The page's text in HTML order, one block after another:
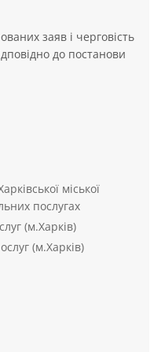
заяв і черговість
до постанови
міської
послугах
(м.Харків)
(м.Харків)